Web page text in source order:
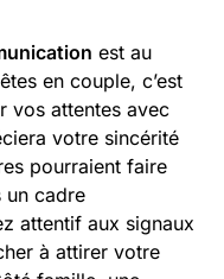
est au
en couple, c’est
vos attentes avec
votre sincérité
pourraient faire
un cadre
attentif aux signaux
à attirer votre